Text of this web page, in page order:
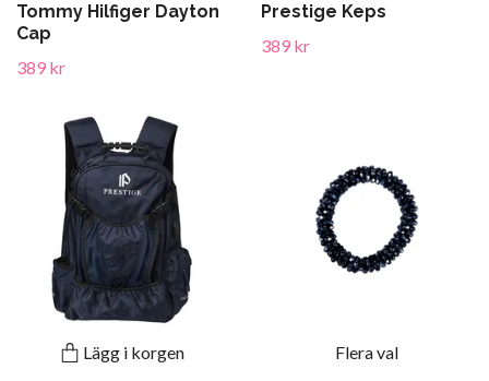
Tommy Hilfiger Dayton
Cap
389 kr
Prestige Keps
389 kr
Lägg i korgen Flera val